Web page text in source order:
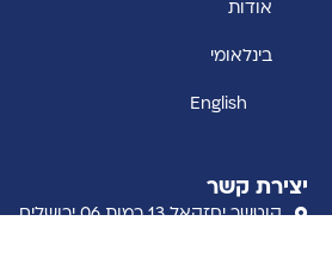
אודות
בינלאומי
English
יצירת קשר
קוטשר יחזקאל 13 רמות 06 ירושלים